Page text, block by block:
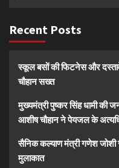
Recent Posts
स्कूल बसों की फिटनेस और
चौहान सख्त
मुख्यमंत्री पुष्कर सिंह धामी की
आशीष चौहान ने पेयजल के
सैनिक कल्याण मंत्री गणेश जोशी
मुलाकात